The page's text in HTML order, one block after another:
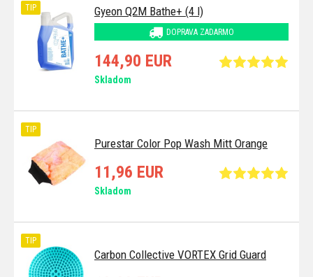
Gyeon Q2M Bathe+ (4 l)
DOPRAVA ZADARMO
TIP
144,90 EUR
Skladom
Purestar Color Pop Wash Mitt Orange
TIP
11,96 EUR
Skladom
Carbon Collective VORTEX Grid Guard
TIP